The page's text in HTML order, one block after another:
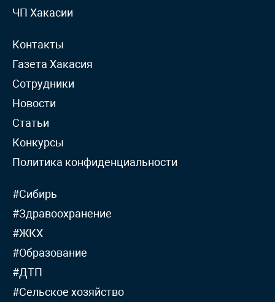
ЧП Хакасии
Контакты
Газета Хакасия
Сотрудники
Новости
Статьи
Конкурсы
Политика конфиденциальности
#Сибирь
#Здравоохранение
#ЖКХ
#Образование
#ДТП
#Сельское хозяйство